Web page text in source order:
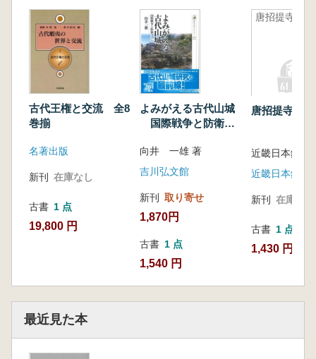
古代王権と交流 全8
巻揃
名著出版
新刊 在庫なし
古書 1 点
19,800 円
よみがえる古代山城
国際戦争と防衛ラ
向井 一雄 著
吉川弘文館
新刊 取り寄せ
1,870円
古書 1 点
1,540 円
唐招提寺
唐招提寺
近畿日本鉄道
新刊 在庫なし
古書 1 点
1,430 円
最近見た本